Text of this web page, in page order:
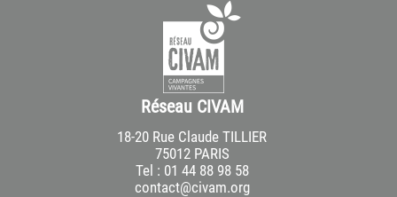
Réseau CIVAM
18-20 Rue Claude TILLIER
75012 PARIS
Tel : 01 44 88 98 58
contact@civam.org